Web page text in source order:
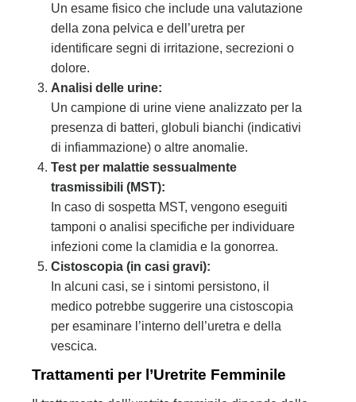
Un esame fisico che include una valutazione
della zona pelvica e dell’uretra per
identificare segni di irritazione, secrezioni o
dolore.
Analisi delle urine:
Un campione di urine viene analizzato per la
presenza di batteri, globuli bianchi (indicativi
di infiammazione) o altre anomalie.
Test per malattie sessualmente
trasmissibili (MST):
In caso di sospetta MST, vengono eseguiti
tamponi o analisi specifiche per individuare
infezioni come la clamidia e la gonorrea.
Cistoscopia (in casi gravi):
In alcuni casi, se i sintomi persistono, il
medico potrebbe suggerire una cistoscopia
per esaminare l’interno dell’uretra e della
vescica.
Trattamenti per l’Uretrite Femminile